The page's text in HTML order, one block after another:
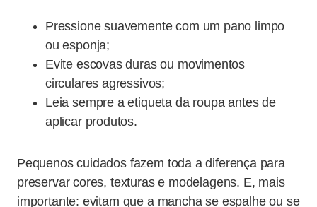
Pressione suavemente com um pano limpo
ou esponja;
Evite escovas duras ou movimentos
circulares agressivos;
Leia sempre a etiqueta da roupa antes de
aplicar produtos.
Pequenos cuidados fazem toda a diferença para
preservar cores, texturas e modelagens. E, mais
importante: evitam que a mancha se espalhe ou se